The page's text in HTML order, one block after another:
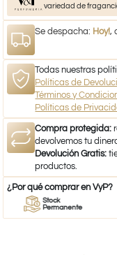
variedad de
Se despacha: Hoy!,
Todas nuestras
Políticas de
Términos y
Políticas de
Compra protegida:
devolvemos tu
Devolución Gratis:
productos.
¿Por qué comprar en VyP?
Stock
Permanente